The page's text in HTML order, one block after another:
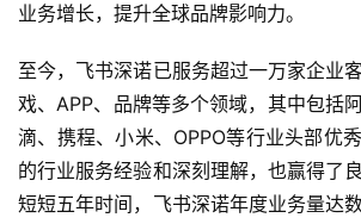
文
(
中
国
)
业务增长，提升全球品牌影响力。
至今，飞书深诺已服务超过一万家企业
戏、APP、品牌等多个领域，其中包括
滴、携程、小米、OPPO等行业头部优
的行业服务经验和深刻理解，也赢得了
短短五年时间，飞书深诺年度业务量达